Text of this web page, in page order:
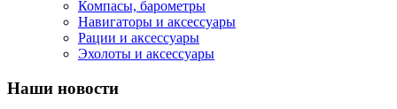
Компасы, барометры
Навигаторы и аксессуары
Рации и аксессуары
Эхолоты и аксессуары
Наши новости